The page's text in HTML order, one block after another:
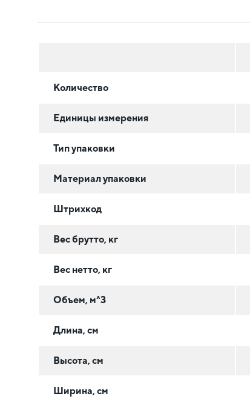
Количество
Единицы измерения
Тип упаковки
Материал упаковки
Штрихкод
Вес брутто, кг
Вес нетто, кг
Объем, м^3
Длина, см
Высота, см
Ширина, см